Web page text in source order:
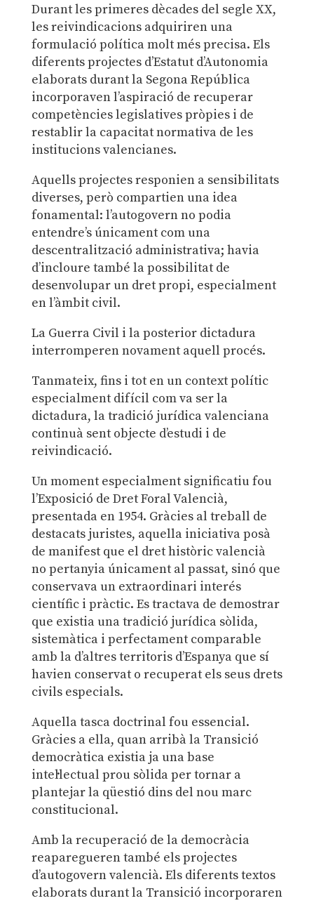
Durant les primeres dècades del segle XX,
les reivindicacions adquiriren una
formulació política molt més precisa. Els
diferents projectes d’Estatut d’Autonomia
elaborats durant la Segona República
incorporaven l’aspiració de recuperar
competències legislatives pròpies i de
restablir la capacitat normativa de les
institucions valencianes.
Aquells projectes responien a sensibilitats
diverses, però compartien una idea
fonamental: l’autogovern no podia
entendre’s únicament com una
descentralització administrativa; havia
d’incloure també la possibilitat de
desenvolupar un dret propi, especialment
en l’àmbit civil.
La Guerra Civil i la posterior dictadura
interromperen novament aquell procés.
Tanmateix, fins i tot en un context polític
especialment difícil com va ser la
dictadura, la tradició jurídica valenciana
continuà sent objecte d’estudi i de
reivindicació.
Un moment especialment significatiu fou
l’Exposició de Dret Foral Valencià,
presentada en 1954. Gràcies al treball de
destacats juristes, aquella iniciativa posà
de manifest que el dret històric valencià
no pertanyia únicament al passat, sinó que
conservava un extraordinari interés
científic i pràctic. Es tractava de demostrar
que existia una tradició jurídica sòlida,
sistemàtica i perfectament comparable
amb la d’altres territoris d’Espanya que sí
havien conservat o recuperat els seus drets
civils especials.
Aquella tasca doctrinal fou essencial.
Gràcies a ella, quan arribà la Transició
democràtica existia ja una base
intel·lectual prou sòlida per tornar a
plantejar la qüestió dins del nou marc
constitucional.
Amb la recuperació de la democràcia
reaparegueren també els projectes
d’autogovern valencià. Els diferents textos
elaborats durant la Transició incorporaren